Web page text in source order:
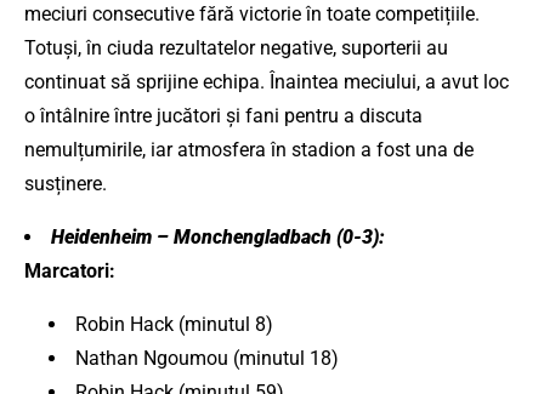
meciuri consecutive fără victorie în toate competițiile.
Totuși, în ciuda rezultatelor negative, suporterii au
continuat să sprijine echipa. Înaintea meciului, a avut loc
o întâlnire între jucători și fani pentru a discuta
nemulțumirile, iar atmosfera în stadion a fost una de
susținere.
Heidenheim – Monchengladbach (0-3):
Marcatori:
Robin Hack (minutul 8)
Nathan Ngoumou (minutul 18)